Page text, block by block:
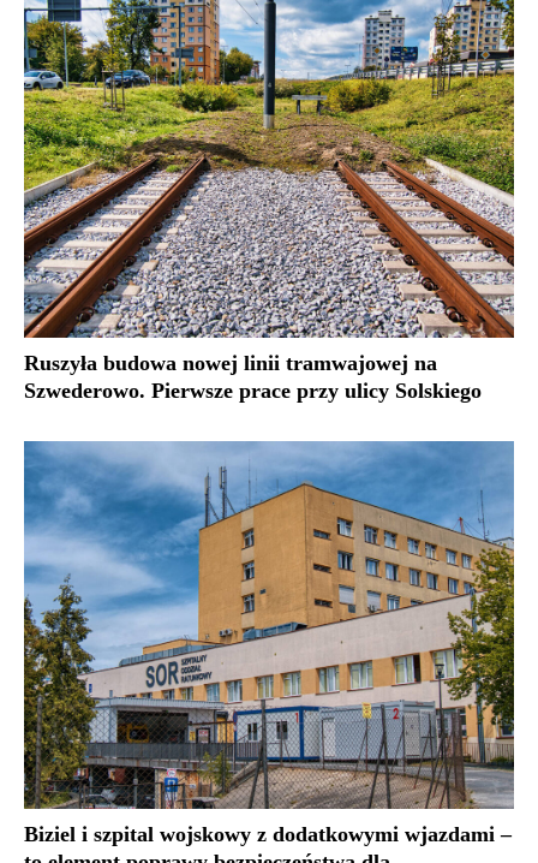
Ruszyła budowa nowej linii tramwajowej na
Szwederowo. Pierwsze prace przy ulicy Solskiego
Biziel i szpital wojskowy z dodatkowymi wjazdami –